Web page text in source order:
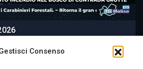
Consenso